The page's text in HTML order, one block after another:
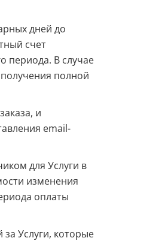
дней до
счет
периода. В случае
полной
и
email-
для Услуги в
изменения
оплаты
Услуги, которые